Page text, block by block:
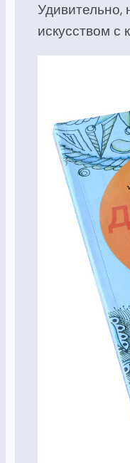
Удивительно,
искусством с